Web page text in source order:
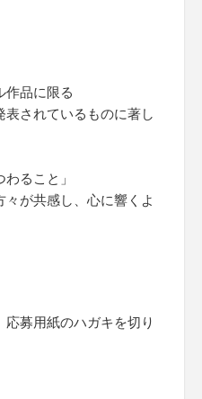
品に限る
されているものに著し
ること」
が共感し、心に響くよ
募用紙のハガキを切り